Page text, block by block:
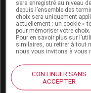
Qui
VIDAL
Charte
Service
sera enregistré au niveau
depuis l’ensemble des
choix sera uniquement
actuellement : un cookie «
pour mémoriser votre choix.
Pour en savoir plus sur
similaires, ou retirer à tout
nous vous invitons à vous
CONTINUER SANS
ACCEPTER